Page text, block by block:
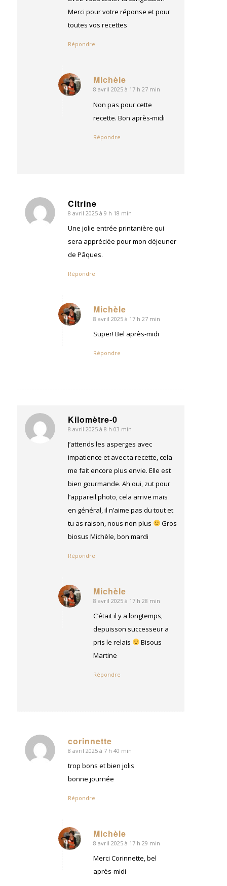
Merci pour votre réponse et pour
toutes vos recettes
Répondre
Michèle
dit
8 avril 2025 à 17 h 27 min
Non pas pour cette
recette. Bon après-midi
Répondre
Citrine
dit
:
8 avril 2025 à 9 h 18 min
Une jolie entrée printanière qui
sera appréciée pour mon déjeuner
de Pâques.
Répondre
Michèle
dit
8 avril 2025 à 17 h 27 min
Super! Bel après-midi
Répondre
Kilomètre-0
dit
:
8 avril 2025 à 8 h 03 min
J’attends les asperges avec
impatience et avec ta recette, cela
me fait encore plus envie. Elle est
bien gourmande. Ah oui, zut pour
l’appareil photo, cela arrive mais
en général, il n’aime pas du tout et
tu as raison, nous non plus
Gros
biosus Michèle, bon mardi
Répondre
Michèle
dit
8 avril 2025 à 17 h 28 min
C’était il y a longtemps,
depuisson successeur a
pris le relais
Bisous
Martine
Répondre
corinnette
dit
:
8 avril 2025 à 7 h 40 min
trop bons et bien jolis
bonne journée
Répondre
Michèle
dit
8 avril 2025 à 17 h 29 min
Merci Corinnette, bel
après-midi